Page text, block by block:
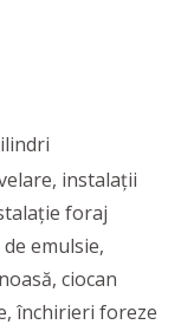
instalații
foraj
emulsie,
ciocan
închirieri foreze